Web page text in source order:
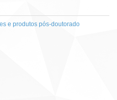
e produtos pós-doutorado